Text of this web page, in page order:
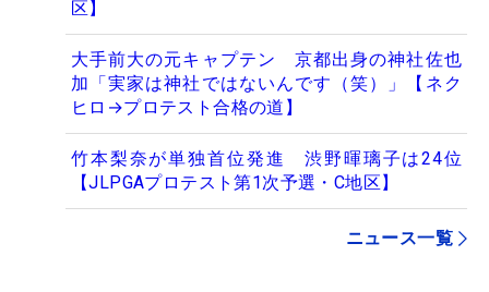
区】
大手前大の元キャプテン 京都出身の神社佐也
加「実家は神社ではないんです（笑）」【ネク
ヒロ→プロテスト合格の道】
竹本梨奈が単独首位発進 渋野暉璃子は24位
【JLPGAプロテスト第1次予選・C地区】
ニュース一覧